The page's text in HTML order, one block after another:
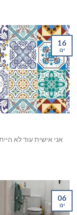
אני אישית עוד לא
16
ינו
06
ינו